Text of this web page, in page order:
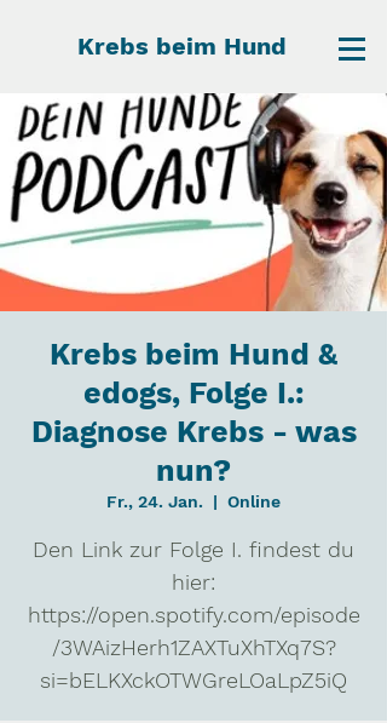
Krebs beim Hund
Krebs beim Hund &
edogs, Folge I.:
Diagnose Krebs - was
nun?
Fr., 24. Jan.
  |
Online
Den Link zur Folge I. findest du
hier:
https://open.spotify.com/episode
/3WAizHerh1ZAXTuXhTXq7S?
si=bELKXckOTWGreLOaLpZ5iQ